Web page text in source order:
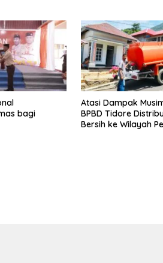
bagi
Atasi Dampak
BPBD Tidore
Bersih ke Wilayah